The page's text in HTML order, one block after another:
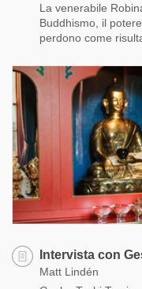
La venerabile
Buddhismo, il
perdono come
Intervista con
Matt Lindén